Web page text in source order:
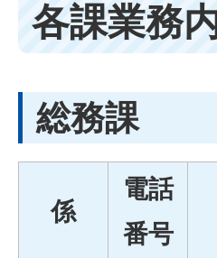
各課業務
総務課
係
電話
番号